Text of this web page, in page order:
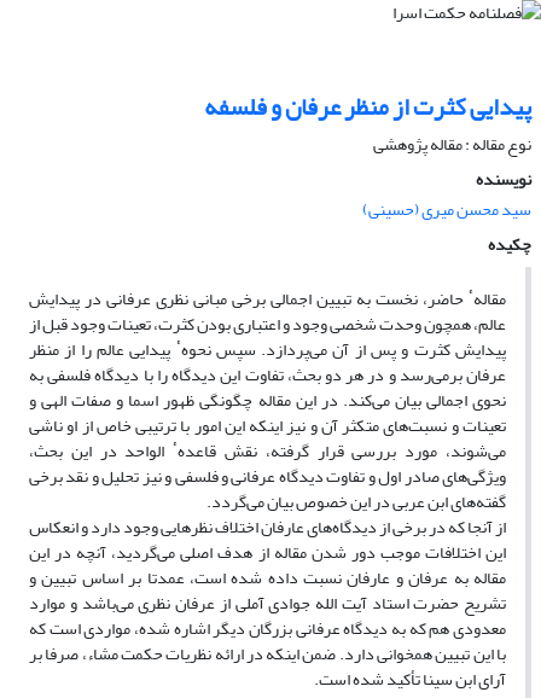
پیدایی کثرت از منظر عرفان و فلسفه
نوع مقاله : مقاله پژوهشی
نویسنده
سید محسن میری (حسینی)
چکیده
مقالهٴ حاضر، نخست به تبیین اجمالی برخی مبانی نظری عرفانی در پیدایش
عالم، همچون وحدت شخصی وجود و اعتباری بودن کثرت، تعینات وجود قبل از
پیدایش کثرت و پس از آن می‌پردازد. سپس نحوهٴ پیدایی عالم را از منظر
عرفان برمی‌رسد و در هر دو بحث، تفاوت این دیدگاه را با دیدگاه فلسفی به
نحوی اجمالی بیان می‌کند. در این مقاله چگونگی ظهور اسما و صفات الهی و
تعینات و نسبت‌های متکثر آن و نیز اینکه این امور با ترتیبی خاص از او ناشی
می‌شوند، مورد بررسی قرار گرفته، نقش قاعدهٴ الواحد در این بحث،
ویژگی‌های صادر اول و تفاوت دیدگاه عرفانی و فلسفی و نیز تحلیل و نقد برخی
گفته‌های ابن عربی در این خصوص بیان می‌گردد.
از آنجا که در برخی از دیدگاه‌های عارفان اختلاف نظرهایی وجود دارد و انعکاس
این اختلافات موجب دور شدن مقاله از هدف اصلی می‌گردید، آنچه در این
مقاله به عرفان و عارفان نسبت داده شده است، عمدتا بر اساس تبیین و
تشریح حضرت استاد آیت الله جوادی آملی از عرفان نظری می‌باشد و موارد
معدودی هم که به دیدگاه عرفانی بزرگان دیگر اشاره شده، مواردی است که
با این تبیین همخوانی دارد. ضمن اینکه در ارائه نظریات حکمت مشاء، صرفا بر
آرای ابن سینا تأکید شده است.